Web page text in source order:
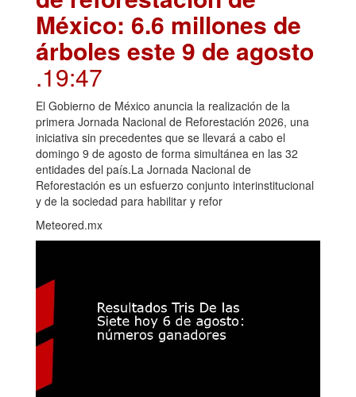
México: 6.6 millones de
árboles este 9 de agosto
.19:47
El Gobierno de México anuncia la realización de la
primera Jornada Nacional de Reforestación 2026, una
iniciativa sin precedentes que se llevará a cabo el
domingo 9 de agosto de forma simultánea en las 32
entidades del país.La Jornada Nacional de
Reforestación es un esfuerzo conjunto interinstitucional
y de la sociedad para habilitar y refor
Meteored.mx